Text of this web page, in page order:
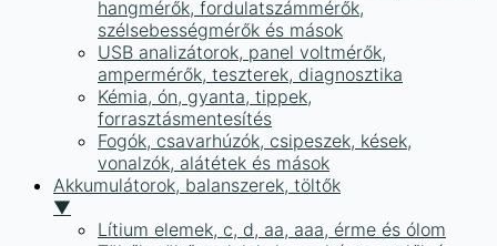
hangmérők, fordulatszámmérők,
szélsebességmérők és mások
USB analizátorok, panel voltmérők,
ampermérők, teszterek, diagnosztika
Kémia, ón, gyanta, tippek,
forrasztásmentesítés
Fogók, csavarhúzók, csipeszek, kések,
vonalzók, alátétek és mások
Akkumulátorok, balanszerek, töltők
▼
Lítium elemek, c, d, aa, aaa, érme és ólom